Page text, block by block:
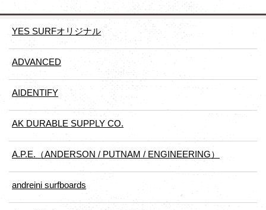
YES SURFオリジナル
ADVANCED
AIDENTIFY
AK DURABLE SUPPLY CO.
A.P.E.（ANDERSON / PUTNAM / ENGINEERING）
andreini surfboards